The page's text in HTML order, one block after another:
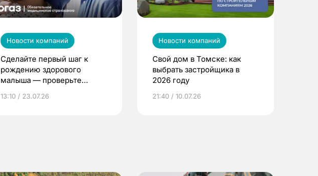
Новости компаний
Сделайте первый шаг к
рождению здорового
малыша — проверьте
по ОМС!
13:10 / 23.07.26
Новости компаний
Свой дом в Томске: как
выбрать застройщика в
2026 году
21:40 / 10.07.26